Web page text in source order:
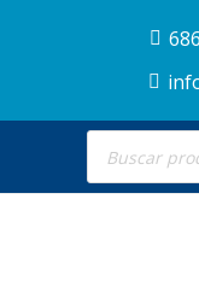
Búsqueda
de
productos